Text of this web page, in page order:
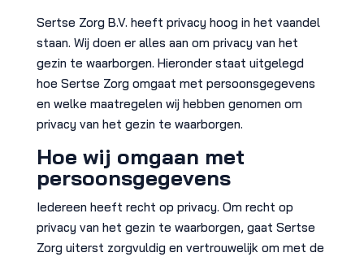
Sertse Zorg B.V. heeft privacy hoog in het vaandel
staan. Wij doen er alles aan om privacy van het
gezin te waarborgen. Hieronder staat uitgelegd
hoe Sertse Zorg omgaat met persoonsgegevens
en welke maatregelen wij hebben genomen om
privacy van het gezin te waarborgen.
Hoe wij omgaan met
persoonsgegevens
Iedereen heeft recht op privacy. Om recht op
privacy van het gezin te waarborgen, gaat Sertse
Zorg uiterst zorgvuldig en vertrouwelijk om met de